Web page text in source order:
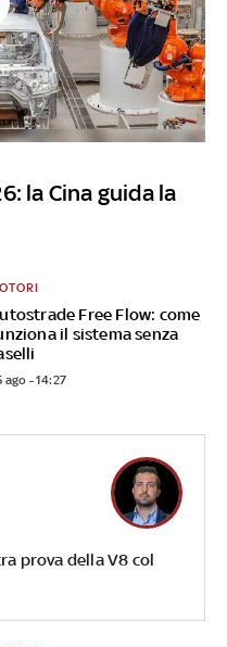
la Cina guida la
Free Flow: come
il sistema senza
ago - 14:27
prova della V8 col